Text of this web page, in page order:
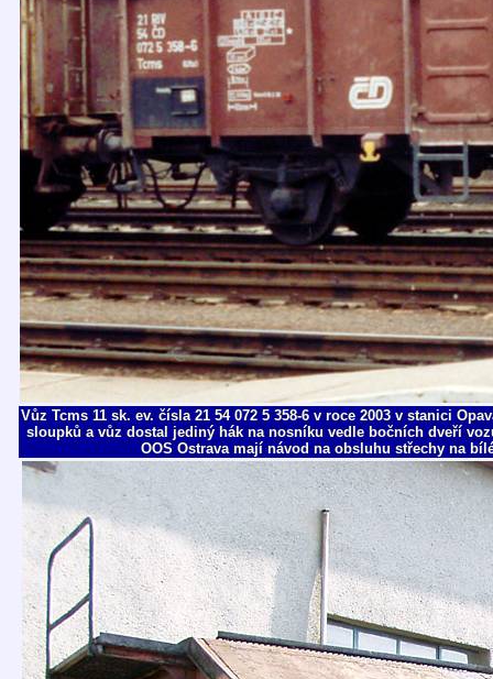
Vůz Tcms 11 sk. ev. čísla 21 54 072 5 358-6 v roce 2003 v stanici
sloupků a vůz dostal jediný hák na nosníku vedle bočních dveří
OOS Ostrava mají návod na obsluhu střechy na